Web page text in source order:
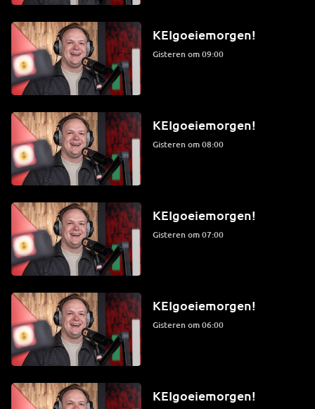
KEIgoeiemorgen!
Gisteren om 09:00
KEIgoeiemorgen!
Gisteren om 08:00
KEIgoeiemorgen!
Gisteren om 07:00
KEIgoeiemorgen!
Gisteren om 06:00
KEIgoeiemorgen!